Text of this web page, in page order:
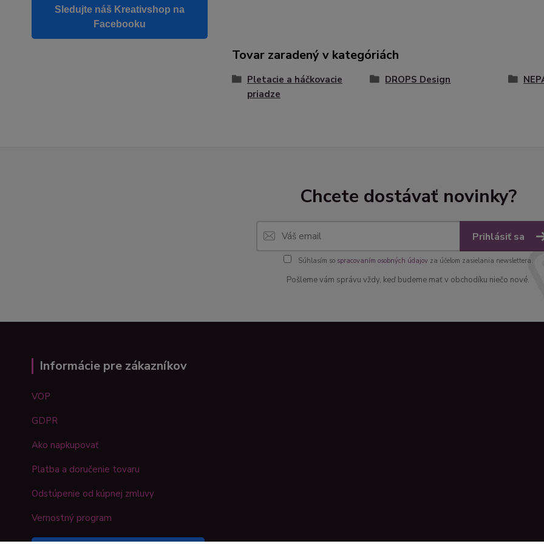
Sledujte náš Kreativshop na
Facebooku
Tovar zaradený v kategóriách
Pletacie a háčkovacie
priadze
DROPS Design
Chcete dostávať novinky?
Prihlásiť sa
Súhlasím so spracovaním osobných údajovza účelom zasielania newslettera.
Pošleme vám správu vždy, keď budeme mať v obchodíku niečo nové.
Informácie pre zákazníkov
VOP
GDPR
Ako napkupovať
Platba a doručenie tovaru
Odstúpenie od kúpnej zmluvy
Vernostný program